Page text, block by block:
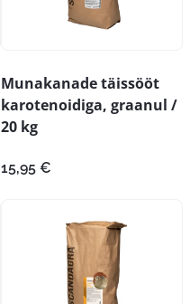
Munakanade täissööt
karotenoidiga, graanul /
20 kg
15,95 €